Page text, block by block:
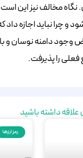
مخالف نیز این است
و چرا نباید اجازه
وجود دامنه نوسان و
را پذیرفت.
داشته باشید
رمز ارزها